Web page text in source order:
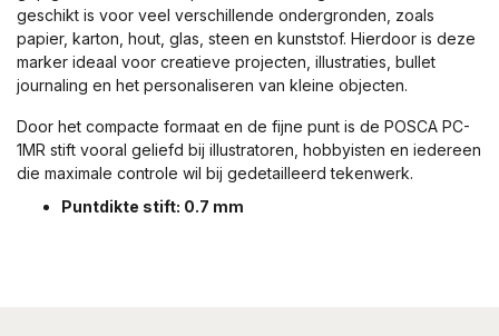
geschikt is voor veel verschillende ondergronden, zoals
papier, karton, hout, glas, steen en kunststof. Hierdoor is deze
marker ideaal voor creatieve projecten, illustraties, bullet
journaling en het personaliseren van kleine objecten.
Door het compacte formaat en de fijne punt is de POSCA PC-
1MR stift vooral geliefd bij illustratoren, hobbyisten en iedereen
die maximale controle wil bij gedetailleerd tekenwerk.
Puntdikte stift: 0.7 mm